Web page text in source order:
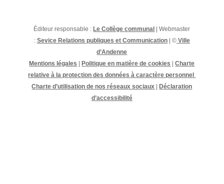
Éditeur responsable : Le Collège communal
| Webmaster
: Sevice Relations publiques et Communication | © Ville
d’Andenne
Mentions légales
Politique en matière de cookies
Charte
relative à la protection des données à caractère personnel
Charte d’utilisation de nos réseaux sociaux
Déclaration
d’accessibilité